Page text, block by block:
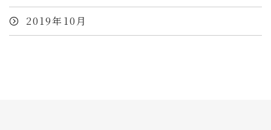
2019年10月